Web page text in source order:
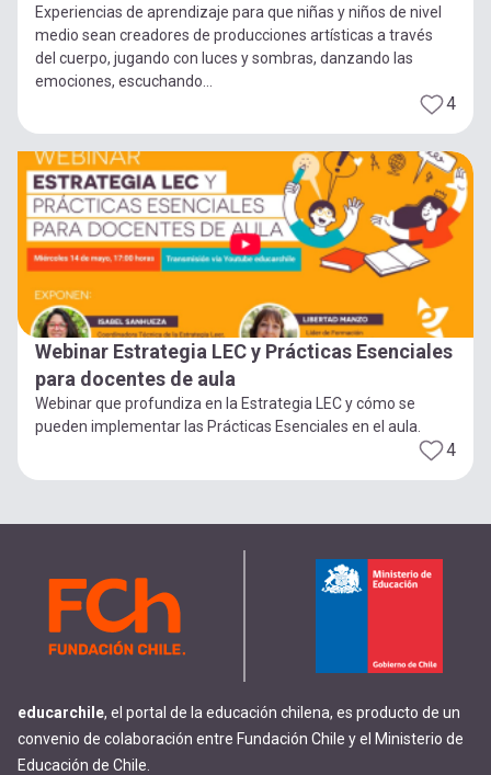
Experiencias de aprendizaje para que niñas y niños de nivel
medio sean creadores de producciones artísticas a través
del cuerpo, jugando con luces y sombras, danzando las
emociones, escuchando...
4
Webinar Estrategia LEC y Prácticas Esenciales
para docentes de aula
Webinar que profundiza en la Estrategia LEC y cómo se
pueden implementar las Prácticas Esenciales en el aula.
4
educarchile, el portal de la educación chilena, es producto de un
convenio de colaboración entre Fundación Chile y el Ministerio de
Educación de Chile.